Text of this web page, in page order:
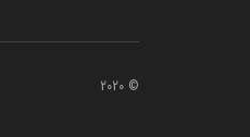
© 2020